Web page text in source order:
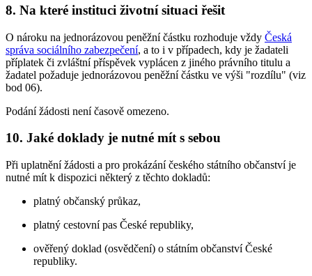
8. Na které instituci životní situaci řešit
O nároku na jednorázovou peněžní částku rozhoduje vždy Česká
správa sociálního zabezpečení, a to i v případech, kdy je žadateli
příplatek či zvláštní příspěvek vyplácen z jiného právního titulu a
žadatel požaduje jednorázovou peněžní částku ve výši "rozdílu" (viz
bod 06).
Podání žádosti není časově omezeno.
10. Jaké doklady je nutné mít s sebou
Při uplatnění žádosti a pro prokázání českého státního občanství je
nutné mít k dispozici některý z těchto dokladů:
platný občanský průkaz,
platný cestovní pas České republiky,
ověřený doklad (osvědčení) o státním občanství České
republiky.